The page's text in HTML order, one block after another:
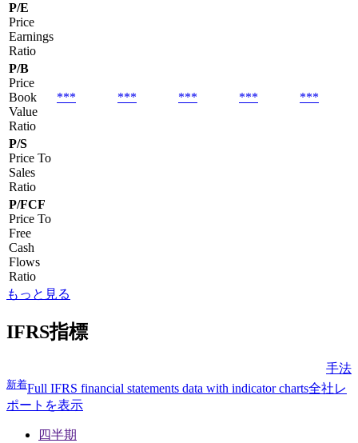
P/E
Price
Earnings
Ratio
P/B
Price
Book
Value
Ratio
*** *** *** *** ***
P/S
Price To
Sales
Ratio
P/FCF
Price To
Free
Cash
Flows
Ratio
もっと見る
IFRS指標
手法
新着Full IFRS financial statements data with indicator charts全社レ
ポートを表示
四半期